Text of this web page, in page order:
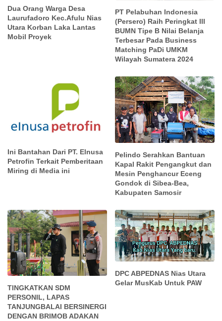
Dua Orang Warga Desa
Laurufadoro Kec.Afulu Nias
Utara Korban Laka Lantas
Mobil Proyek
PT Pelabuhan Indonesia
(Persero) Raih Peringkat III
BUMN Tipe B Nilai Belanja
Terbesar Pada Business
Matching PaDi UMKM
Wilayah Sumatera 2024
Ini Bantahan Dari PT. Elnusa
Petrofin Terkait Pemberitaan
Miring di Media ini
Pelindo Serahkan Bantuan
Kapal Rakit Pengangkut dan
Mesin Penghancur Eceng
Gondok di Sibea-Bea,
Kabupaten Samosir
TINGKATKAN SDM
PERSONIL, LAPAS
TANJUNGBALAI BERSINERGI
DENGAN BRIMOB ADAKAN
DPC ABPEDNAS Nias Utara
Gelar MusKab Untuk PAW